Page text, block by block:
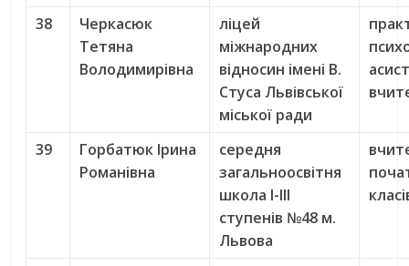
38
Черкасюк
Тетяна
Володимирівна
ліцей
міжнародних
відносин імені В.
Стуса Львівської
міської ради
39
Горбатюк Ірина
Романівна
середня
загальноосвітня
школа І-ІІІ
ступенів №48 м.
Львова